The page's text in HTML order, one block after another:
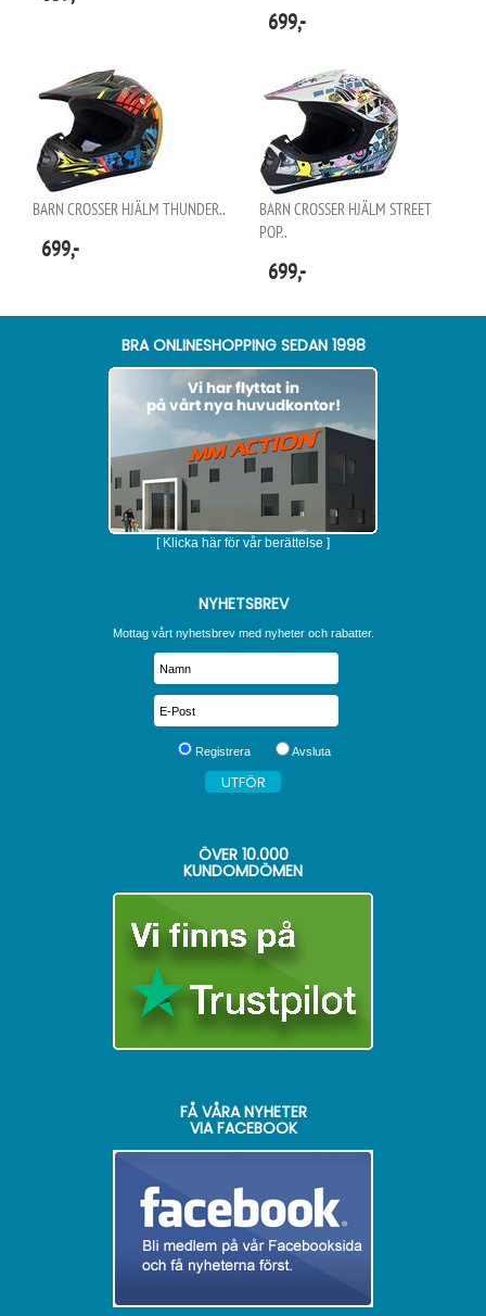
699,-
BARN CROSSER HJÄLM THUNDER..
699,-
BARN CROSSER HJÄLM STREET
POP..
699,-
BRA ONLINESHOPPING SEDAN 1998
[ Klicka här för vår berättelse ]
NYHETSBREV
Mottag vårt nyhetsbrev med nyheter och rabatter.
Registrera Avsluta
ÖVER 10.000
KUNDOMDÖMEN
FÅ VÅRA NYHETER
VIA FACEBOOK